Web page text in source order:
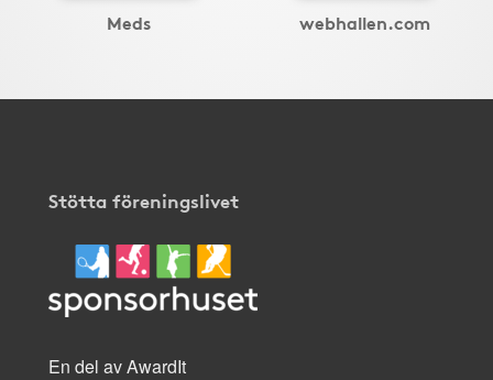
Meds webhallen.com
Stötta föreningslivet
En del av AwardIt